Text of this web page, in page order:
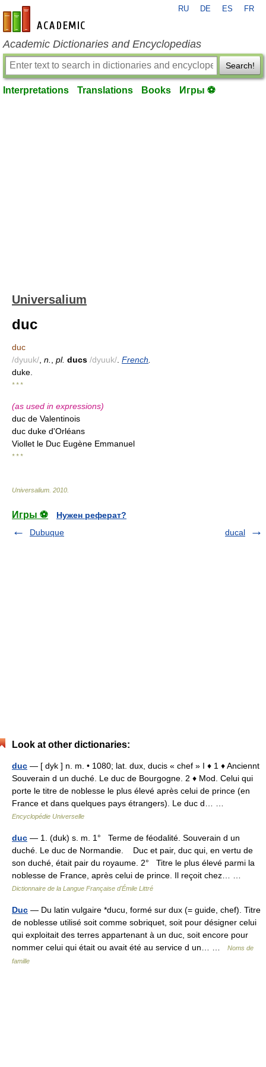
en-academic.com
RU DE ES FR
Academic Dictionaries and Encyclopedias
Search!
Interpretations Translations Books Игры ⚽
Universalium
duc
duc
/dyuuk/ n. pl. ducs /dyuuk/ French
duke.
* * *
(as used in expressions)
duc de Valentinois
duc duke d'Orléans
Viollet le Duc Eugène Emmanuel
* * *
Universalium 2010
Игры ⚽
Нужен реферат?
Dubuque
ducal
Look at other dictionaries:
duc — [ dyk ] n. m. • 1080; lat. dux, ducis « chef » I ♦ 1 ♦ Anciennt
Souverain d un duché. Le duc de Bourgogne. 2 ♦ Mod. Celui qui
porte le titre de noblesse le plus élevé après celui de prince (en
France et dans quelques pays étrangers). Le duc d… …
Encyclopédie Universelle
duc — 1. (duk) s. m. 1° Terme de féodalité. Souverain d un
duché. Le duc de Normandie. Duc et pair, duc qui, en vertu de
son duché, était pair du royaume. 2° Titre le plus élevé parmi la
noblesse de France, après celui de prince. Il reçoit chez… …
Dictionnaire de la Langue Française d'Émile Littré
Duc — Du latin vulgaire *ducu, formé sur dux (= guide, chef). Titre
de noblesse utilisé soit comme sobriquet, soit pour désigner celui
qui exploitait des terres appartenant à un duc, soit encore pour
nommer celui qui était ou avait été au service d un… …
Noms de
famille